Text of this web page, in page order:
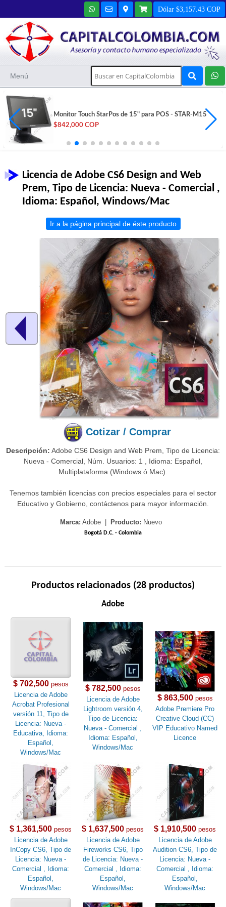
Dólar $3,157.43 COP
Menú
Monitor Touch StarPos de 15" para POS - STAR-M15
$842,000 COP
Licencia de Adobe CS6 Design and Web
Prem, Tipo de Licencia: Nueva - Comercial ,
Idioma: Español, Windows/Mac
Ir a la página principal de éste producto
Cotizar / Comprar
Descripción: Adobe CS6 Design and Web Prem, Tipo de Licencia:
Nueva - Comercial, Núm. Usuarios: 1 , Idioma: Español,
Multiplataforma (Windows ó Mac).
Tenemos también licencias con precios especiales para el sector
Educativo y Gobierno, contáctenos para mayor información.
Marca: Adobe | Producto: Nuevo
Bogotá D.C. - Colombia
Productos relacionados (28 productos)
Adobe
$ 702,500pesos
Licencia de Adobe
Acrobat Profesional
versión 11, Tipo de
Licencia: Nueva -
Educativa, Idioma:
Español,
Windows/Mac
$ 782,500pesos
Licencia de Adobe
Lightroom versión 4,
Tipo de Licencia:
Nueva - Comercial ,
Idioma: Español,
Windows/Mac
$ 863,500pesos
Adobe Premiere Pro
Creative Cloud (CC)
VIP Educativo Named
Licence
$ 1,361,500 pesos
Licencia de Adobe
InCopy CS6, Tipo de
Licencia: Nueva -
Comercial , Idioma:
Español,
Windows/Mac
$ 1,637,500 pesos
Licencia de Adobe
Fireworks CS6, Tipo
de Licencia: Nueva -
Comercial , Idioma:
Español,
Windows/Mac
$ 1,910,500 pesos
Licencia de Adobe
Audition CS6, Tipo de
Licencia: Nueva -
Comercial , Idioma:
Español,
Windows/Mac